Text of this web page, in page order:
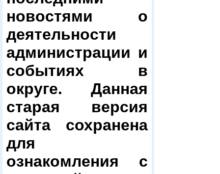
новостями о
деятельности
администрации и
событиях в
округе. Данная
старая версия
сайта сохранена
для
ознакомления с